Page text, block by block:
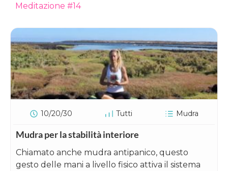
Meditazione #14
10/20/30 Tutti Mudra
Mudra per la stabilità interiore
Chiamato anche mudra antipanico, questo
gesto delle mani a livello fisico attiva il sistema